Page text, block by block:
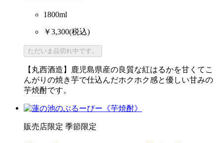
1800ml
￥3,300(税込)
ただいま品切れ中です。
【丸西酒造】鹿児島県産の良質な紅はるかを甘くてこ
んがりの焼き芋で仕込んだホクホク感と優しい甘みの
芋焼酎です。
販売店限定 季節限定